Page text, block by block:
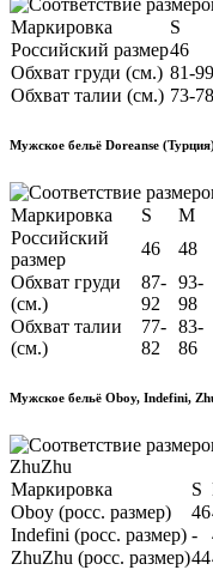
Маркировка S
Российский размер46
Обхват груди (см.) 81-99
Обхват талии (см.) 73-78
Мужское бельё Doreanse
Маркировка S M
Российский
размер
46 48
Обхват груди
(см.)
87-
92
93-
98
Обхват талии
(см.)
77-
82
83-
86
Мужское бельё Oboy, Indefini,
Маркировка S
Oboy (росс. размер)
46
Indefini (росс. размер) -
ZhuZhu (росс. размер)44